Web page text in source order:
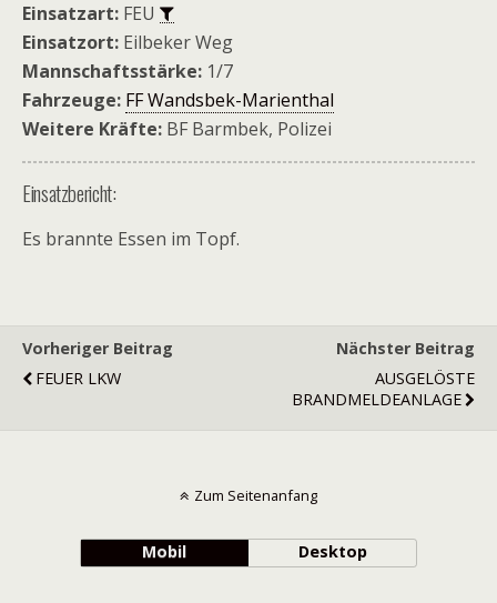
Einsatzart: FEU
Einsatzort: Eilbeker Weg
Mannschaftsstärke: 1/7
Fahrzeuge: FF Wandsbek-Marienthal
Weitere Kräfte: BF Barmbek, Polizei
Einsatzbericht:
Es brannte Essen im Topf.
Vorheriger Beitrag
FEUER LKW
Nächster Beitrag
AUSGELÖSTE
BRANDMELDEANLAGE
Zum Seitenanfang
Mobil Desktop